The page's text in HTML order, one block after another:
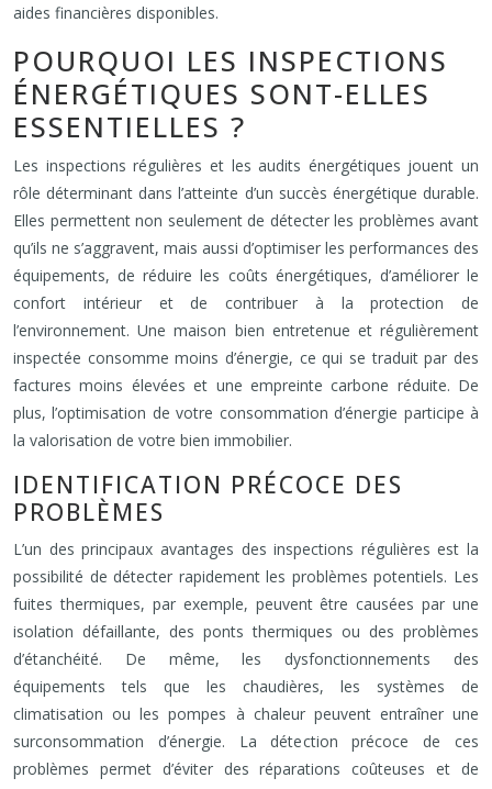
aides financières disponibles.
POURQUOI LES INSPECTIONS
ÉNERGÉTIQUES SONT-ELLES
ESSENTIELLES ?
Les inspections régulières et les audits énergétiques jouent un
rôle déterminant dans l’atteinte d’un succès énergétique durable.
Elles permettent non seulement de détecter les problèmes avant
qu’ils ne s’aggravent, mais aussi d’optimiser les performances des
équipements, de réduire les coûts énergétiques, d’améliorer le
confort intérieur et de contribuer à la protection de
l’environnement. Une maison bien entretenue et régulièrement
inspectée consomme moins d’énergie, ce qui se traduit par des
factures moins élevées et une empreinte carbone réduite. De
plus, l’optimisation de votre consommation d’énergie participe à
la valorisation de votre bien immobilier.
IDENTIFICATION PRÉCOCE DES
PROBLÈMES
L’un des principaux avantages des inspections régulières est la
possibilité de détecter rapidement les problèmes potentiels. Les
fuites thermiques, par exemple, peuvent être causées par une
isolation défaillante, des ponts thermiques ou des problèmes
d’étanchéité. De même, les dysfonctionnements des
équipements tels que les chaudières, les systèmes de
climatisation ou les pompes à chaleur peuvent entraîner une
surconsommation d’énergie. La détection précoce de ces
problèmes permet d’éviter des réparations coûteuses et de